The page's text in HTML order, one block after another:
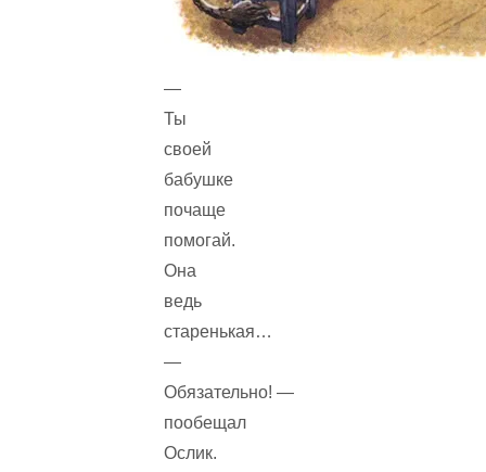
—
Ты
своей
бабушке
почаще
помогай.
Она
ведь
старенькая…
—
Обязательно! —
пообещал
Ослик.